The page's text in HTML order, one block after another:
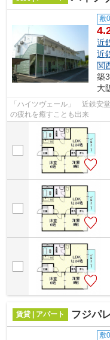
敷0
近
近
関
築
大
「ハイツヴェール」 近鉄安堂
の疲れを癒すことも出来
賃貸 | アパート フジパ
敷0